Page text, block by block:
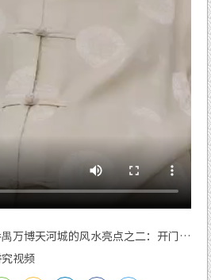
万博天河城的风水亮点之二：开门迎
视频